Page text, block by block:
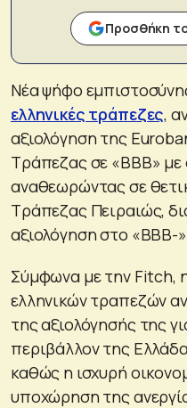
Προσθήκη
Νέα ψήφο
ελληνικές τράπεζες,
αξιολόγηση της
Τράπεζας σε «BBB»
αναθεωρώντας σε
Τράπεζας Πειραιώς,
αξιολόγηση στο «BBB-
Σύμφωνα με την Fitch,
ελληνικών τραπεζών
της αξιολόγησής της
περιβάλλον της
καθώς η ισχυρή
υποχώρηση της